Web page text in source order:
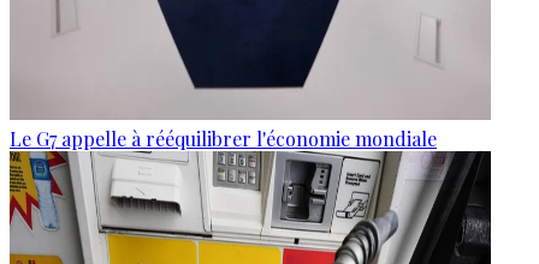
Le G7 appelle à rééquilibrer l'économie mondiale